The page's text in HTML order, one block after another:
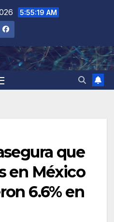
5:55:20 AM
que
en México
6.6% en